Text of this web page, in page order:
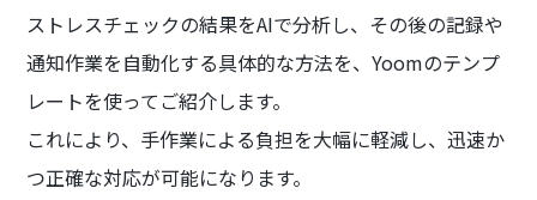
ストレスチェックの結果をAIで分析し、その後の記録や
通知作業を自動化する具体的な方法を、Yoomのテンプ
レートを使ってご紹介します。
これにより、手作業による負担を大幅に軽減し、迅速か
つ正確な対応が可能になります。